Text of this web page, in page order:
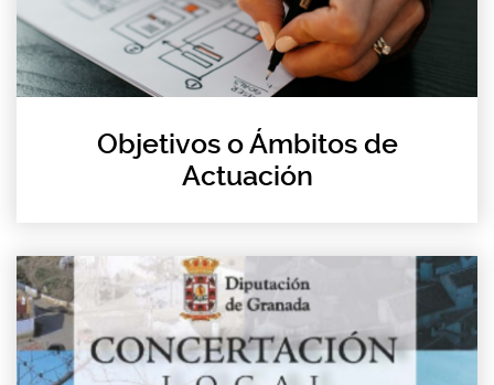
Objetivos o Ámbitos de
Actuación